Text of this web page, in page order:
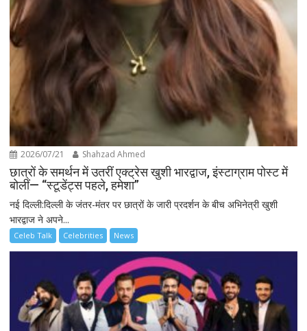
2026/07/21 Shahzad Ahmed
छात्रों के समर्थन में उतरीं एक्ट्रेस खुशी भारद्वाज, इंस्टाग्राम पोस्ट में
बोलीं— “स्टूडेंट्स पहले, हमेशा”
नई दिल्ली:दिल्ली के जंतर-मंतर पर छात्रों के जारी प्रदर्शन के बीच अभिनेत्री खुशी
भारद्वाज ने अपने...
Celeb Talk Celebrities News